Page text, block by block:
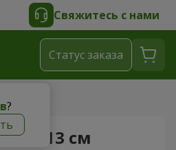
Свяжитесь с нами
?
Cтатус заказа
13 см